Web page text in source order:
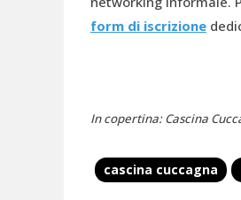
form di iscrizione
In copertina: Cascina
cascina cuccagna